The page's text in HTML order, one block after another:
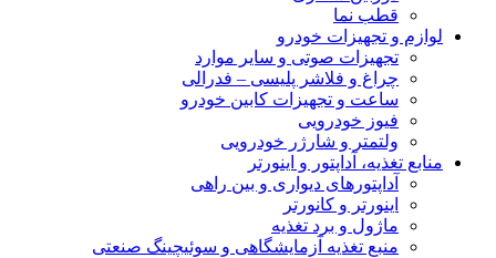
قطب نما
لوازم و تجهیزات خودرو
تجهیزات صوتی و سایر موارد
چراغ و فلاشر پلیسی – فدرالی
ساعت و تجهیزات کابین خودرو
فیوز خودرویی
ولتمتر و شارژر خودرویی
منابع تغذیه، آداپتور و اینورتر
آداپتورهای دیواری و بین راهی
اینورتر و کانورتر
ماژول و برد تغذیه
منبع تغذیه آزمایشگاهی و سوئیچینگ صنعتی